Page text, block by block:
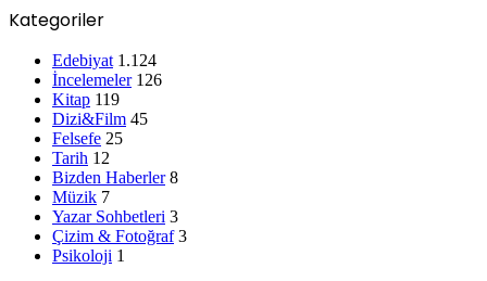
Kategoriler
Edebiyat 1.124
İncelemeler 126
Kitap 119
Dizi&Film 45
Felsefe 25
Tarih 12
Bizden Haberler 8
Müzik 7
Yazar Sohbetleri 3
Çizim & Fotoğraf 3
Psikoloji 1